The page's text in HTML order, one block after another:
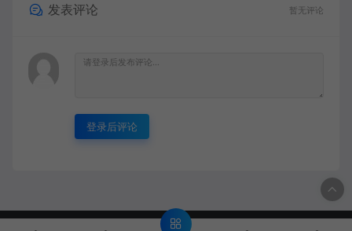
发表评论 暂无评论
登录后评论